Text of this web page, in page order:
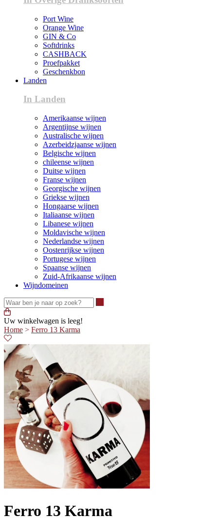
Port Wine
Orange Wine
GIN & Co
Softdrinks
CASHBACK
Proefpakket
Geschenkbon
Landen
In Landen
Amerikaanse wijnen
Argentijnse wijnen
Australische wijnen
Azerbeidzjaanse wijnen
Belgische wijnen
chileense wijnen
Duitse wijnen
Franse wijnen
Georgische wijnen
Griekse wijnen
Hongaarse wijnen
Italiaanse wijnen
Libanese wijnen
Moldavische wijnen
Nederlandse wijnen
Oostenrijkse wijnen
Portugese wijnen
Spaanse wijnen
Zuid-Afrikaanse wijnen
Wijndomeinen
Uw winkelwagen is leeg!
Home > Ferro 13 Karma
Ferro 13 Karma